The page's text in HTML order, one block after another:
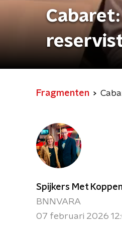
Fragmenten
Spijkers Met
BNNVARA
07 februari 2026